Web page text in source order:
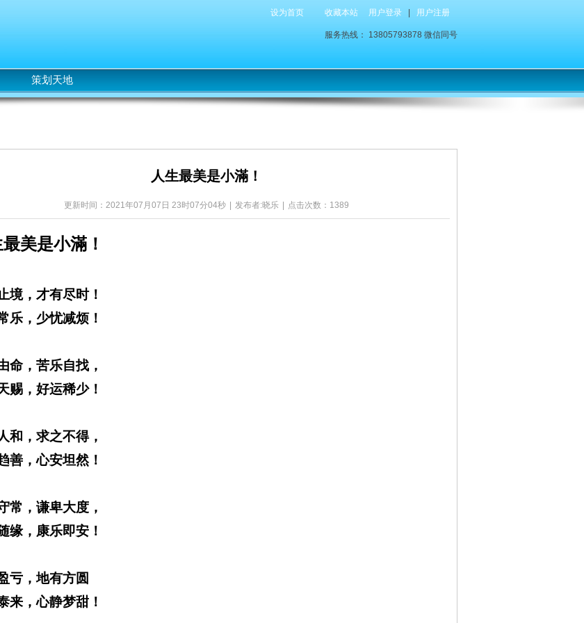
设为首页 收藏本站 用户登录 用户注册
服务热线： 13805793878 微信同号
策划天地
人生最美是小滿！
更新时间：2021年07月07日 23时07分04秒 发布者:晓乐 点击次数：1389
最美是小滿！
境，才有尽时！
乐，少忧减烦！
命，苦乐自找，
赐，好运稀少！
和，求之不得，
善，心安坦然！
常，谦卑大度，
缘，康乐即安！
亏，地有方圆
来，心静梦甜！